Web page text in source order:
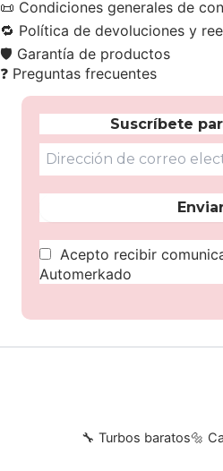
📜 Condiciones generales de
🔁 Política de devoluciones y
🛡️ Garantía de productos
❓ Preguntas frecuentes
Suscríbete
Acepto recibir
Automerkado
🔧 Turbos baratos🔩